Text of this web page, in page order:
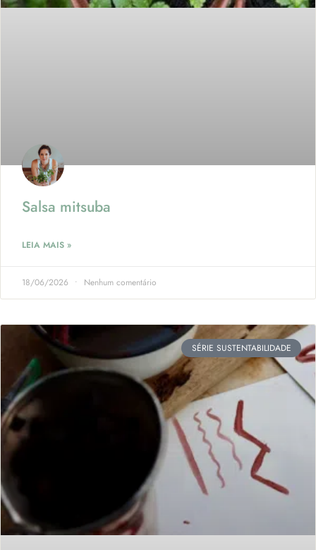
Salsa mitsuba
LEIA MAIS »
18/06/2026 Nenhum comentário
SÉRIE SUSTENTABILIDADE